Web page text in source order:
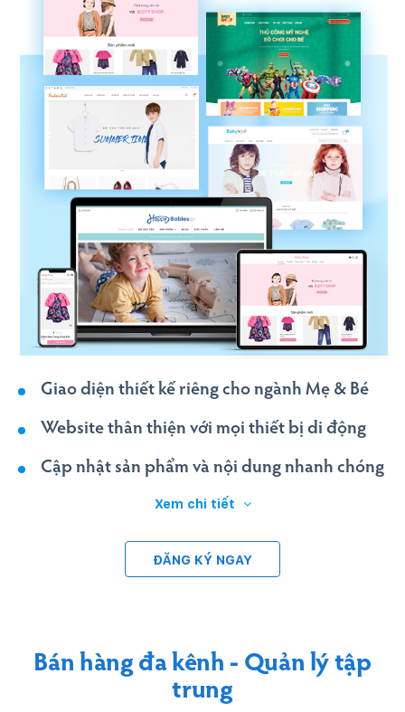
Giao diện thiết kế riêng cho ngành Mẹ & Bé
Website thân thiện với mọi thiết bị di động
Cập nhật sản phẩm và nội dung nhanh chóng
Xem chi tiết
ĐĂNG KÝ NGAY
Bán hàng đa kênh - Quản lý tập
trung